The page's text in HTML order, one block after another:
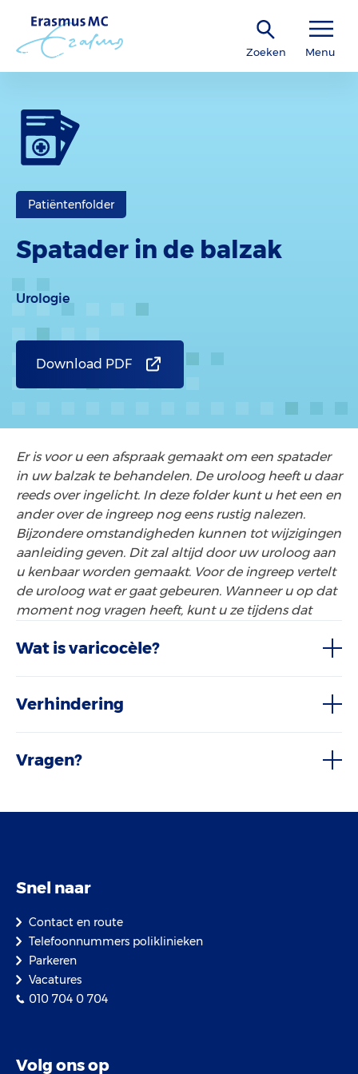
Zoeken Menu
Patiëntenfolder
Spatader in de balzak
Urologie
Download PDF
Er is voor u een afspraak gemaakt om een spatader
in uw balzak te behandelen. De uroloog heeft u daar
reeds over ingelicht. In deze folder kunt u het een en
ander over de ingreep nog eens rustig nalezen.
Bijzondere omstandigheden kunnen tot wijzigingen
aanleiding geven. Dit zal altijd door uw uroloog aan
u kenbaar worden gemaakt. Voor de ingreep vertelt
de uroloog wat er gaat gebeuren. Wanneer u op dat
moment nog vragen heeft, kunt u ze tijdens dat
Wat is varicocèle?
Verhindering
Vragen?
Snel naar
Contact en route
Telefoonnummers poliklinieken
Parkeren
Vacatures
010 704 0 704
Volg ons op